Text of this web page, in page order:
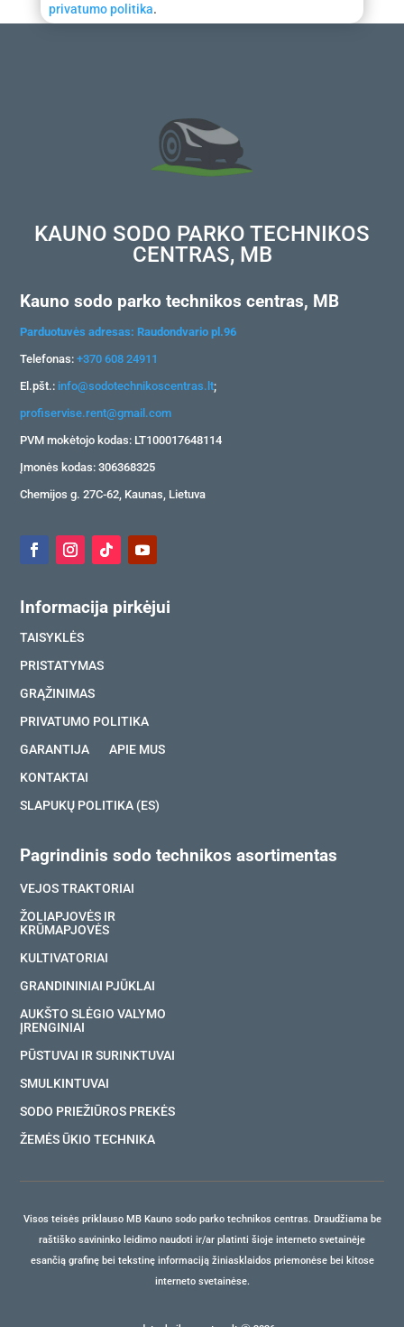
privatumo politika.
KAUNO SODO PARKO TECHNIKOS
CENTRAS, MB
Kauno sodo parko technikos centras, MB
Parduotuvės adresas: Raudondvario pl.96
Telefonas:+370 608 24911
El.pšt.: info@sodotechnikoscentras.lt;
profiservise.rent@gmail.com
PVM mokėtojo kodas: LT100017648114
Įmonės kodas: 306368325
Chemijos g. 27C-62, Kaunas, Lietuva
Informacija pirkėjui
TAISYKLĖS
PRISTATYMAS
GRĄŽINIMAS
PRIVATUMO POLITIKA
GARANTIJA
APIE MUS
KONTAKTAI
SLAPUKŲ POLITIKA (ES)
Pagrindinis sodo technikos asortimentas
VEJOS TRAKTORIAI
ŽOLIAPJOVĖS IR
KRŪMAPJOVĖS
KULTIVATORIAI
GRANDININIAI PJŪKLAI
AUKŠTO SLĖGIO VALYMO
ĮRENGINIAI
PŪSTUVAI IR SURINKTUVAI
SMULKINTUVAI
SODO PRIEŽIŪROS PREKĖS
ŽEMĖS ŪKIO TECHNIKA
Visos teisės priklauso MB Kauno sodo parko technikos centras. Draudžiama be
raštiško savininko leidimo naudoti ir/ar platinti šioje interneto svetainėje
esančią grafinę bei tekstinę informaciją žiniasklaidos priemonėse bei kitose
interneto svetainėse.